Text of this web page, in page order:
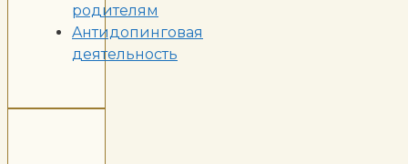
родителям
Aнтидопинговая
деятельность